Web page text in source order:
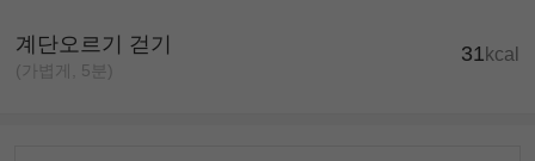
계단오르기 걷기
(가볍게, 5분)
31 kcal